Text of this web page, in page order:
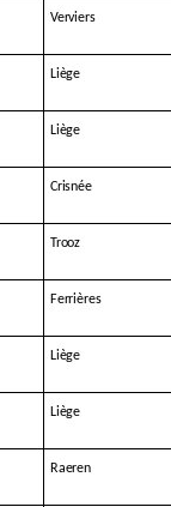
Verviers
Liège
Liège
Crisnée
Trooz
Ferrières
Liège
Liège
Raeren